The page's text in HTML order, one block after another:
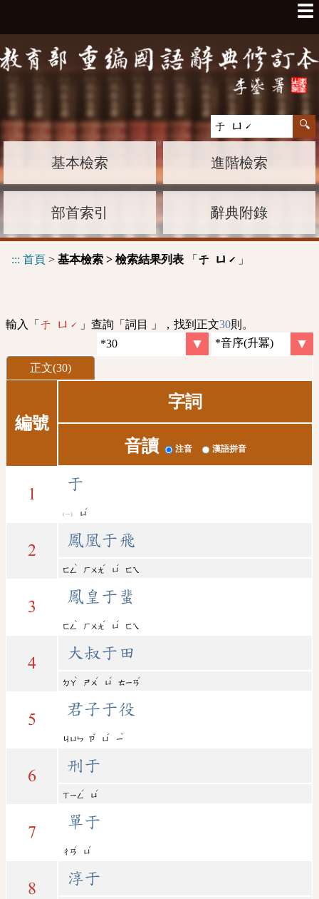
☰
基本檢索 進階檢索
部首索引 辭典附錄
::: 首頁 > 基本檢索 > 檢索結果列表 「 于 ㄩˊ 」
輸入「 于 ㄩˊ 」查詢「詞目 」，找到正文30則。
正文(30)
編號
字詞
音讀 注音 漢語拼音
1
于
ㄩ
ˊ
2
鳳凰于飛
ㄈㄥ
ˋ
ㄏㄨㄤ
ˊ
ㄩ
ˊ
ㄈㄟ
3
鳳皇于蜚
ㄈㄥ
ˋ
ㄏㄨㄤ
ˊ
ㄩ
ˊ
ㄈㄟ
4
大叔于田
ㄉㄚ
ˋ
ㄕㄨ
ˊ
ㄩ
ˊ
ㄊㄧㄢ
ˊ
5
君子于役
ㄐㄩㄣ ㄗ
ˇ
ㄩ
ˊ
ㄧ
ˋ
6
刑于
ㄒㄧㄥ
ˊ
ㄩ
ˊ
7
單于
ㄔㄢ
ˊ
ㄩ
ˊ
8
淳于